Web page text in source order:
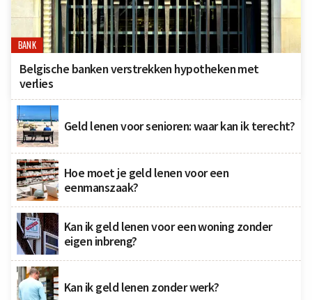
BANK
Belgische banken verstrekken hypotheken met
verlies
Geld lenen voor senioren: waar kan ik terecht?
Hoe moet je geld lenen voor een
eenmanszaak?
Kan ik geld lenen voor een woning zonder
eigen inbreng?
Kan ik geld lenen zonder werk?